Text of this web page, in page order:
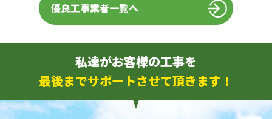
優良工事業者一覧へ
私達がお客様の工事を
最後までサポートさせて頂きます！